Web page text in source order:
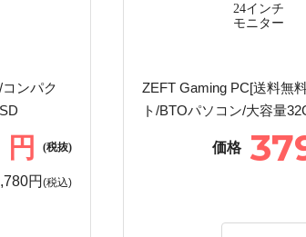
ンパク
円 (税抜)
円 (税込)
24インチ
モニター
ZEFT Gaming PC[送料無
ト/BTOパソコン/大容量
価格